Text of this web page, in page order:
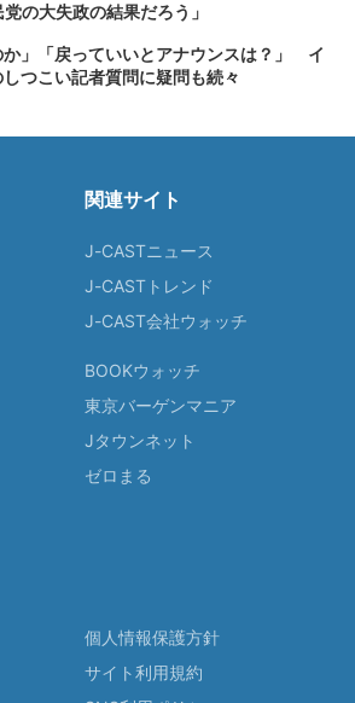
の大失政の結果だろう」
か」「戻っていいとアナウンスは？」 イ
つこい記者質問に疑問も続々
関連サイト
J-CASTニュース
J-CASTトレンド
J-CAST会社ウォッチ
BOOKウォッチ
東京バーゲンマニア
Jタウンネット
ゼロまる
個人情報保護方針
サイト利用規約